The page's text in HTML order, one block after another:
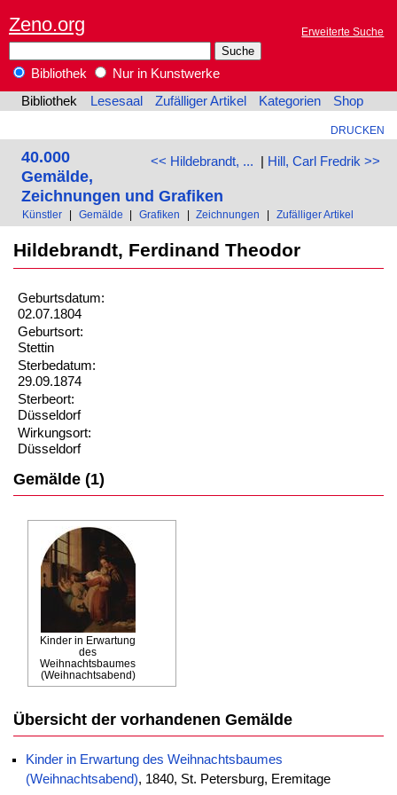
Zeno.org Erweiterte Suche
Bibliothek
Nur in Kunstwerke
Bibliothek
Lesesaal Zufälliger Artikel Kategorien Shop
DRUCKEN
<< Hildebrandt, ... | Hill, Carl Fredrik >>
40.000
Gemälde,
Zeichnungen und Grafiken
Künstler Gemälde Grafiken Zeichnungen Zufälliger Artikel
Hildebrandt, Ferdinand Theodor
Geburtsdatum:
02.07.1804
Geburtsort:
Stettin
Sterbedatum:
29.09.1874
Sterbeort:
Düsseldorf
Wirkungsort:
Düsseldorf
Gemälde (1)
Kinder in Erwartung
des
Weihnachtsbaumes
(Weihnachtsabend)
Übersicht der vorhandenen Gemälde
Kinder in Erwartung des Weihnachtsbaumes
(Weihnachtsabend), 1840, St. Petersburg, Eremitage